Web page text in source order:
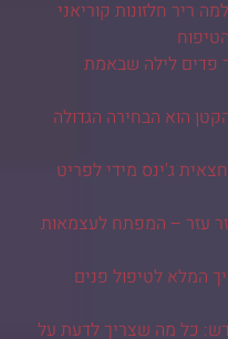
ריר חלזונות קוריאני
פדים לילה שבאמת
הוא הבחירה הגדולה
ג'ינס מידי לפריט
עזר – המפתח לעצמאות
המלא לטיפול פנים
כל מה שצריך לדעת על